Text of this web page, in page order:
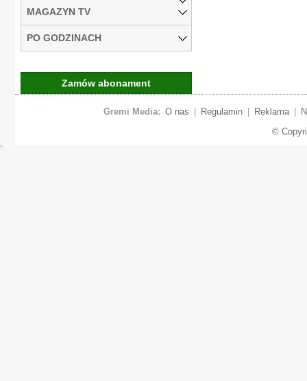
MAGAZYN TV
PO GODZINACH
Zamów abonament
Gremi Media: O nas Regulamin Reklama
©